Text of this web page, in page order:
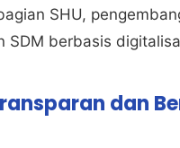
SHU,
SDM berbasis
dan